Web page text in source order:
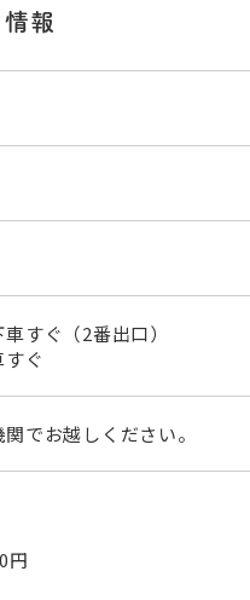
報
すぐ（2番出口）
ぐ
でお越しください。
円